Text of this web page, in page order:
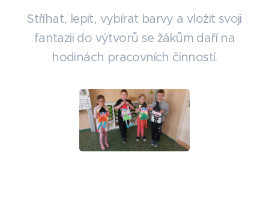
Stříhat, lepit, vybírat barvy a vložit svoji
fantazii do výtvorů se žákům daří na
hodinách pracovních činností.